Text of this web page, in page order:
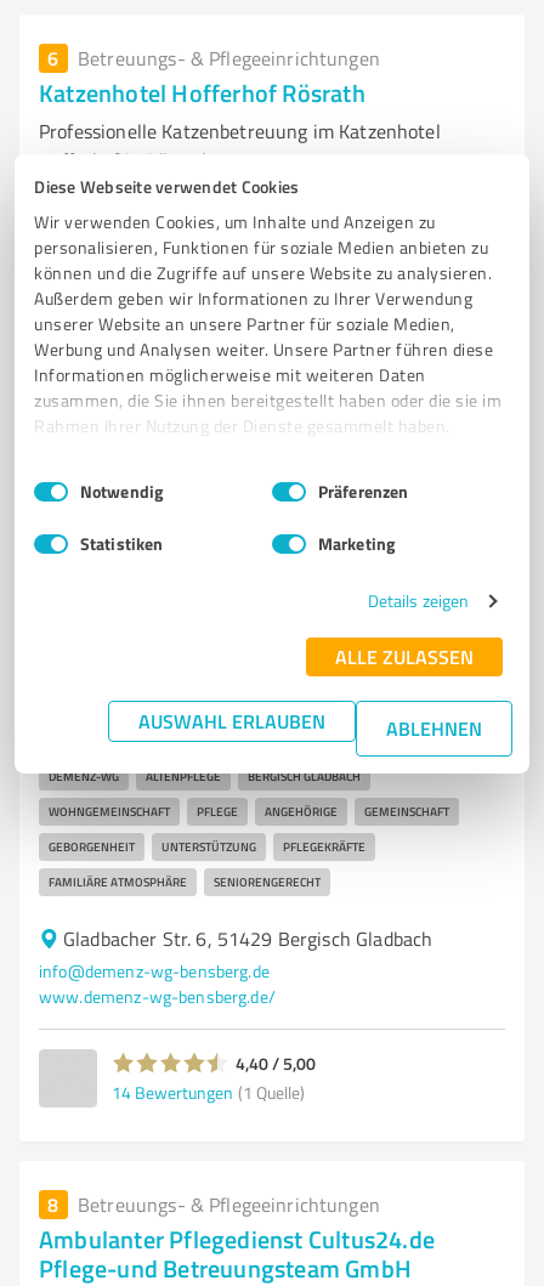
Diese Webseite verwendet Cookies
Wir verwenden Cookies, um Inhalte und Anzeigen zu
personalisieren, Funktionen für soziale Medien anbieten zu
können und die Zugriffe auf unsere Website zu analysieren.
Außerdem geben wir Informationen zu Ihrer Verwendung
unserer Website an unsere Partner für soziale Medien,
Werbung und Analysen weiter. Unsere Partner führen diese
Informationen möglicherweise mit weiteren Daten
zusammen, die Sie ihnen bereitgestellt haben oder die sie im
Rahmen Ihrer Nutzung der Dienste gesammelt haben.
Impressum Datenschutzbestimmungen
Einwilligungsauswahl
Notwendig Präferenzen
Statistiken Marketing
Details zeigen
ALLE ZULASSEN
AUSWAHL ERLAUBEN ABLEHNEN
6 Betreuungs- & Pflegeeinrichtungen
Katzenhotel Hofferhof Rösrath
Professionelle Katzenbetreuung im Katzenhotel
Hofferhof in Rösrath
KATZENPFLEGE INDIVIDUELLE BETREUUNG TIERÄRZTE
KATZENBESITZER WOHLBEFINDEN PERSÖNLICHE ANSPRACHE
SICHERE UMGEBUNG ERNÄHRUNG
Hofferhof 64, 51503 Rösrath
Tel. 02205 87580
katzenhotel-hofferhof@t-online.de
www.katzenhotel-hofferhof.de/
4,70 / 5,00
Betreuungs- & Pflegeeinrichtungen
Demenz-WG "Villa am Schloss"
Demenz-WG Villa am Schloss in Bergisch Gladbach –
liebevolle Altenpflege für Ang
DEMENZ-WG ALTENPFLEGE BERGISCH GLADBACH
WOHNGEMEINSCHAFT PFLEGE ANGEHÖRIGE GEMEINSCHAFT
GEBORGENHEIT UNTERSTÜTZUNG PFLEGEKRÄFTE
FAMILIÄRE ATMOSPHÄRE SENIORENGERECHT
Gladbacher Str. 6, 51429 Bergisch Gladbach
info@demenz-wg-bensberg.de
www.demenz-wg-bensberg.de/
4,40 / 5,00
14 Bewertungen (1 Quelle)
8 Betreuungs- & Pflegeeinrichtungen
Ambulanter Pflegedienst Cultus24.de
Pflege-und Betreuungsteam GmbH